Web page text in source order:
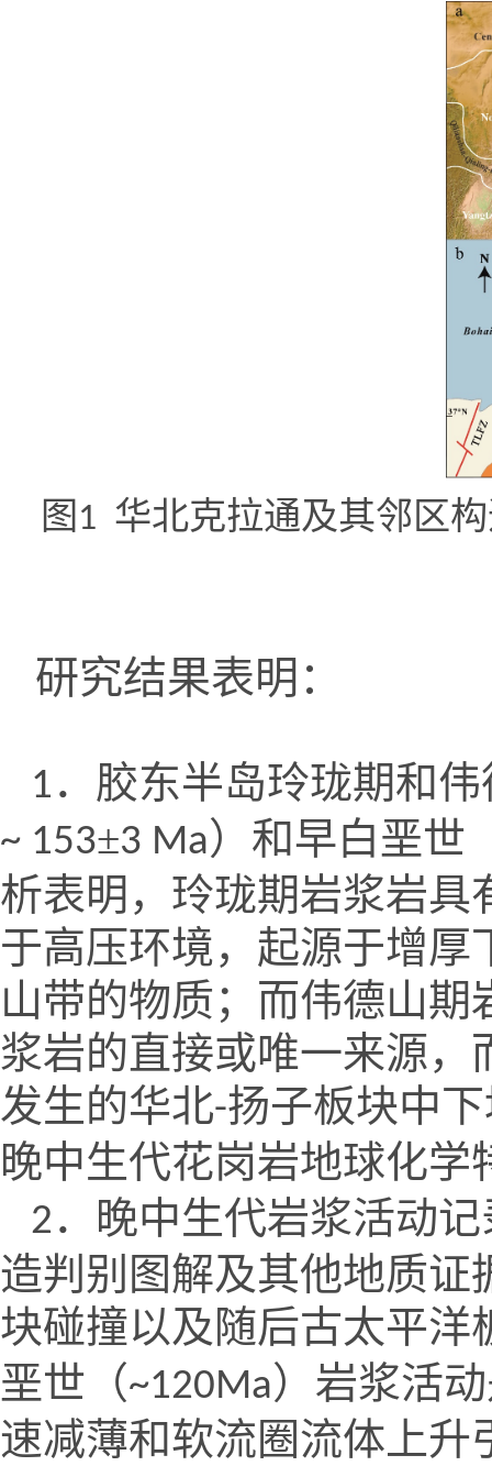
图 1 华北克拉通及其邻区
研究结果表明：
1 ．胶东半岛玲珑期和
~ 153±3 Ma）和早白垩世
析表明，玲珑期岩浆岩具
于高压环境，起源于增
山带的物质；而伟德山
浆岩的直接或唯一来源
发生的华北-扬子板块中
晚中生代花岗岩地球化
2 ．晚中生代岩浆活动
造判别图解及其他地质证
块碰撞以及随后古太平洋
垩世（~120Ma）岩浆活
速减薄和软流圈流体上